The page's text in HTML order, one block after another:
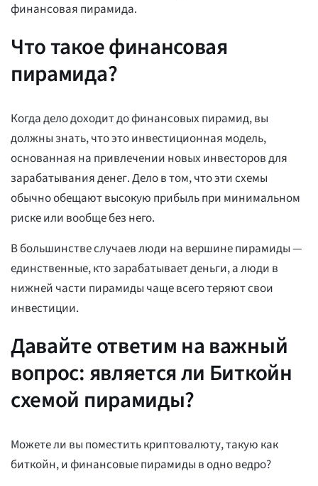
финансовая пирамида.
Что такое финансовая
пирамида?
Когда дело доходит до финансовых пирамид, вы
должны знать, что это инвестиционная модель,
основанная на привлечении новых инвесторов для
зарабатывания денег. Дело в том, что эти схемы
обычно обещают высокую прибыль при минимальном
риске или вообще без него.
В большинстве случаев люди на вершине пирамиды —
единственные, кто зарабатывает деньги, а люди в
нижней части пирамиды чаще всего теряют свои
инвестиции.
Давайте ответим на важный
вопрос: является ли Биткойн
схемой пирамиды?
Можете ли вы поместить криптовалюту, такую как
биткойн, и финансовые пирамиды в одно ведро?